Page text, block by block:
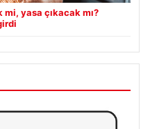
yasa çıkacak mı?